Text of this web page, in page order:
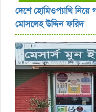
দেশে হোমিওপ্যাথি
মোসলেহ উদ্দিন ফরিদ